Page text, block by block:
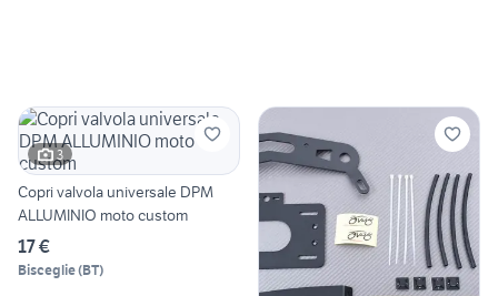
3
Copri valvola universale DPM
ALLUMINIO moto custom
17 €
Bisceglie(BT)